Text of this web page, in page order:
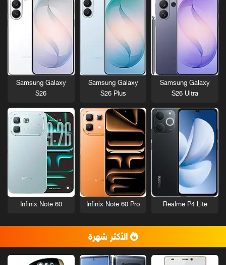
Samsung Galaxy
S26 Ultra
Samsung Galaxy
S26 Plus
Samsung Galaxy
S26
Realme P4 Lite
Infinix Note 60 Pro
Infinix Note 60
الأكثر شهرة